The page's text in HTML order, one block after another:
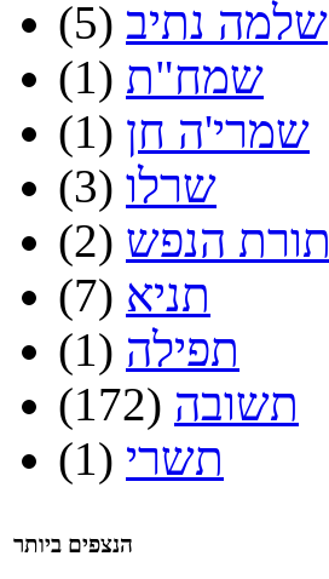
שלמה נתיב (5)
שמח"ת (1)
שמרי'ה חן (1)
שרלו (3)
תורת הנפש (2)
תניא (7)
תפילה (1)
תשובה (172)
תשרי (1)
הנצפים ביותר